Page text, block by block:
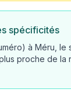
spécificités
à Méru,
proche de